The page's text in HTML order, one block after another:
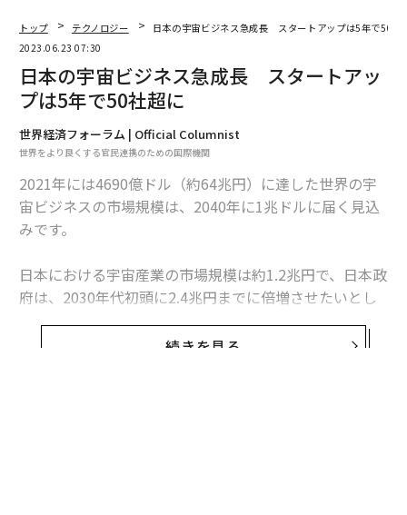
トップ テクノロジー
日本の宇宙ビジネス急成長 スタートアップは5年で50社
2023.06.23 07:30
日本の宇宙ビジネス急成長 スタートアッ
プは5年で50社超に
世界経済フォーラム | Official Columnist
世界をより良くする官民連携のための国際機関
2021年には4690億ドル（約64兆円）に達した世界の宇
宙ビジネスの市場規模は、2040年に1兆ドルに届く見込
みです。
日本における宇宙産業の市場規模は約1.2兆円で、日本政
府は、2030年代初頭に2.4兆円までに倍増させたいとし
ています。
続きを見る